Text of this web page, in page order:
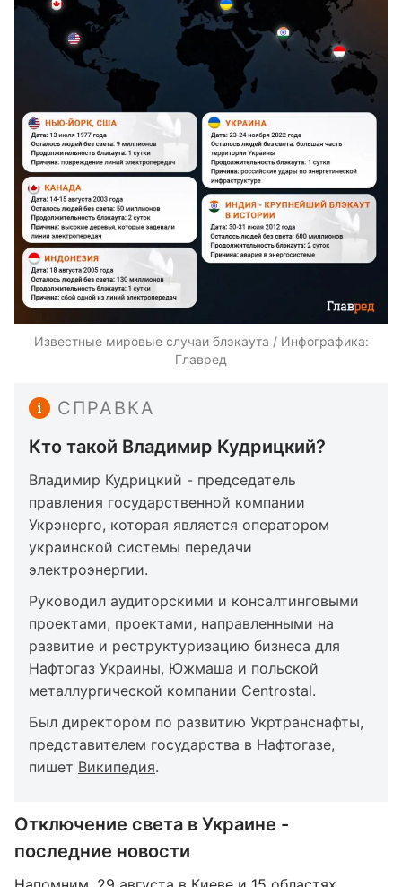
Известные мировые случаи блэкаута / Инфографика:
Главред
СПРАВКА
Кто такой Владимир Кудрицкий?
Владимир Кудрицкий - председатель
правления государственной компании
Укрэнерго, которая является оператором
украинской системы передачи
электроэнергии.
Руководил аудиторскими и консалтинговыми
проектами, проектами, направленными на
развитие и реструктуризацию бизнеса для
Нафтогаз Украины, Южмаша и польской
металлургической компании Centrostal.
Был директором по развитию Укртранснафты,
представителем государства в Нафтогазе,
пишет Википедия.
Отключение света в Украине -
последние новости